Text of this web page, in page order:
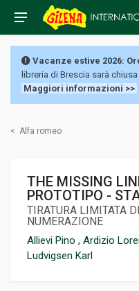
Vacanze estive 2026:
libreria di Brescia sarà
Maggiori informazioni >>
< Alfa romeo
THE MISSING
PROTOTIPO -
TIRATURA LIMITATA
NUMERAZIONE
Allievi Pino , Ardizio
Ludvigsen Karl